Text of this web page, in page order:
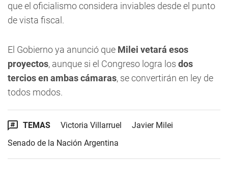
que el oficialismo considera inviables desde el punto
de vista fiscal.
El Gobierno ya anunció que Milei vetará esos
proyectos, aunque si el Congreso logra los dos
tercios en ambas cámaras, se convertirán en ley de
todos modos.
TEMAS Victoria Villarruel
Javier Milei
Senado de la Nación Argentina